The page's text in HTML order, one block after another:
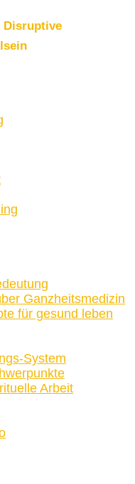
Disruptive
Ganzheitsmedizin
für gesund leben
System
Arbeit